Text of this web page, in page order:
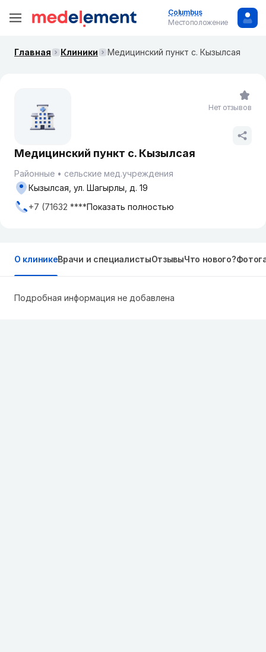
Columbus
Местоположение
Главная Клиники Медицинский пункт с. Кызылсая
Медицинский пункт с. Кызылсая
Районные
сельские мед.учреждения
Кызылсая, ул. Шагырлы, д. 19
+7 (71632 ****Показать полностью
Нет отзывов
О клиникеВрачи и специалистыОтзывыЧто нового?
Подробная информация не добавлена